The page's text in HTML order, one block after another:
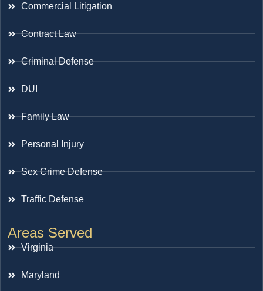
Commercial Litigation
Contract Law
Criminal Defense
DUI
Family Law
Personal Injury
Sex Crime Defense
Traffic Defense
Areas Served
Virginia
Maryland